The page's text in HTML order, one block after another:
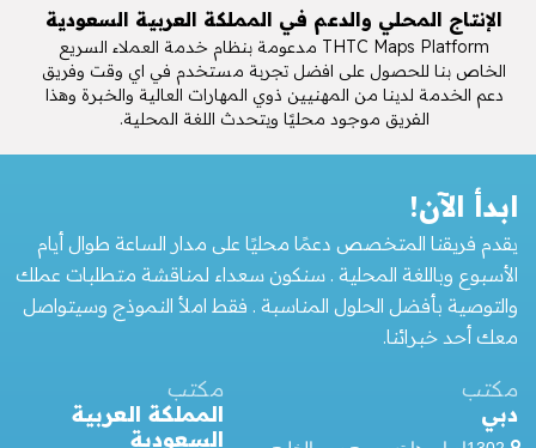
الإنتاج المحلي والدعم في المملكة العربية السعودية
THTC Maps Platform مدعومة بنظام خدمة العملاء السريع
الخاص بنا للحصول على افضل تجربة مستخدم في اي وقت وفريق
دعم الخدمة لدينا من المهنيين ذوي المهارات العالية والخبرة وهذا
الفريق موجود محليًا ويتحدث اللغة المحلية.
ابدأ الآن!
يقدم فريقنا المتخصص دعمًا محليًا على مدار الساعة طوال أيام
الأسبوع وباللغة المحلية . سنكون سعداء لمناقشة متطلبات عملك
والتوصية بأفضل الحلول المناسبة . فقط املأ النموذج وسيتواصل
معك أحد خبرائنا.
مكتب
دبي
مكتب
المملكة العربية
السعودية